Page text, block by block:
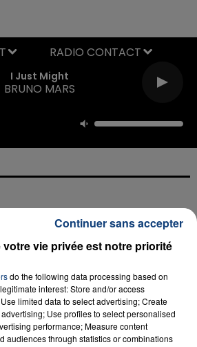
I Just Might
BRUNO MARS
RADIO CONTACT
votre vie privée est notre priorité
do the following data processing based on
interest: Store and/or access
limited data to select advertising; Create
Use profiles to select personalised
performance; Measure content
audiences through statistics or combinations
Continuer sans accepter